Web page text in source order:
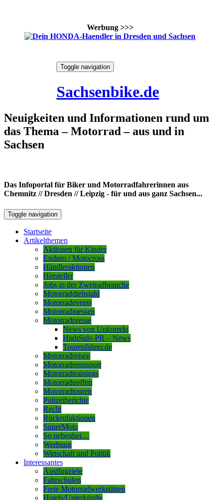
Werbung >>>
Toggle navigation
Sachsenbike.de
Neuigkeiten und Informationen rund um
das Thema – Motorrad – aus und in
Sachsen
Das Infoportal für Biker und Motorradfahrerinnen aus
Chemnitz // Dresden // Leipzig - für und aus ganz Sachsen...
Toggle navigation
Startseite
Artikelthemen
Aktionen für Kinder
Enduro / Motocross
Händleraktionen
Hersteller
Jobs in der Zweiradbranche
Motorraddiebstahl
Motorradevents
Motorradmessen
Motorradpresse
News von Unkorrekt
HighSide-PR – News
Tourenfahrer.de
Motorradreisen
Motorradrennsport
Motorradtrainings
Motorradtreffen
Motorradtouren
Polizeiberichte
Recht
Rückrufaktionen
SuperMoto
So nebenbei…
Werbung
Wirtschaft und Politik
Interessantes
Ausflugziele
Fahrschulen
Freie Motorradwerkstätten
Hotels/Unterkünfte